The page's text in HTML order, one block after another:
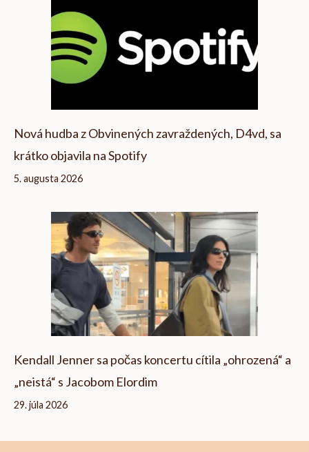
Nová hudba z Obvinených zavraždených, D4vd, sa
krátko objavila na Spotify
5. augusta 2026
Kendall Jenner sa počas koncertu cítila „ohrozená“ a
„neistá“ s Jacobom Elordim
29. júla 2026